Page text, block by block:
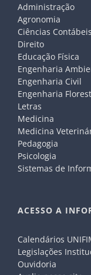
Administração
Agronomia
Ciências Contábeis
Direito
Educação Física
Engenharia
Engenharia Civil
Engenharia
Letras
Medicina
Medicina
Pedagogia
Psicologia
Sistemas de
ACESSO A
Calendários
Legislações
Ouvidoria